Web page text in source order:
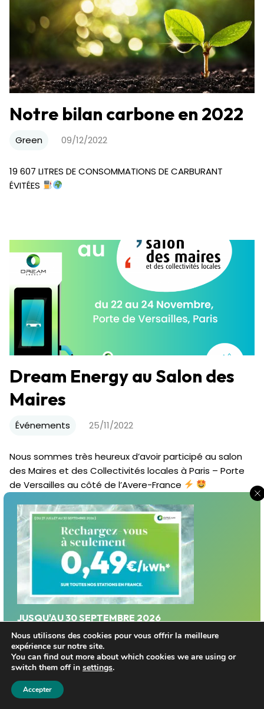
Notre bilan carbone en 2022
Green 09/12/2022
19 607 LITRES DE CONSOMMATIONS DE CARBURANT
ÉVITÉES
Dream Energy au Salon des
Maires
Événements 25/11/2022
Nous sommes très heureux d’avoir participé au salon
des Maires et des Collectivités locales à Paris – Porte
de Versailles au côté de l’Avere-France
Exploitation d’une nouvelle
station à Laon
JUSQU'AU 30 SEPTEMBRE 2026
Profitez d'un tarif privilégié sur le réseau Dream
Energy!
Nous utilisons des cookies pour vous offrir la meilleure
expérience sur notre site.
You can find out more about which cookies we are using or
switch them off in settings.
Accepter